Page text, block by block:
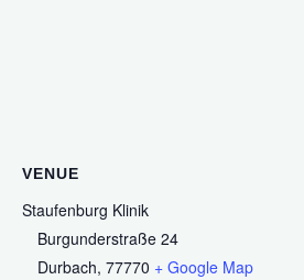
VENUE
Staufenburg Klinik
Burgunderstraße 24
Durbach, 77770 + Google Map